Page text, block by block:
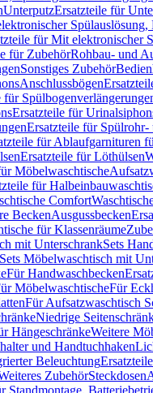
UnterputzErsatzteile für
Spülauslösung,
für Mit elektronischer
für ZubehörRohbau- und
Sonstiges Zubehör
Anschlussbögen
für
Ersatzteile für
Ersatzteile für Spülrohr-
für Ablaufgarnituren
Ersatzteile für Löthülsen
Möbelwaschtische
für
Comfort
BeckenAusgussbecken
für Klassenräume
mit UnterschrankSets
Sets Möbelwaschtisch mit
Für Handwaschbecken
MöbelwaschtischeFür
Für Aufsatzwaschtisch
Niedrige
HängeschränkeWeitere
und Handtuchhaken
Beleuchtung
ZubehörSteckdosen
Standmontage,